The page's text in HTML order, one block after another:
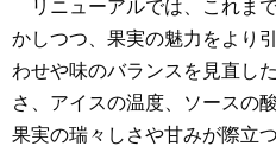
リニューアルでは、これま
かしつつ、果実の魅力をより
わせや味のバランスを見直し
さ、アイスの温度、ソースの
果実の瑞々しさや甘みが際立